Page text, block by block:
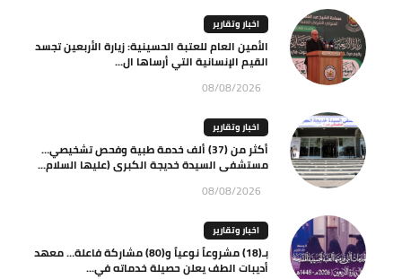
اخبار وتقارير
الأمين العام للعتبة الحسينية: زيارة الأربعين تجسد
القيم الإنسانية التي أرساها ال...
08/08/2026
اخبار وتقارير
أكثر من (37) ألف خدمة طبية وفحص تشخيصي…
مستشفى السيدة خديجة الكبرى (عليها السلام...
08/08/2026
اخبار وتقارير
بـ(18) مشروعاً نوعياً و(80) مشاركة فاعلة… معهد
أديبات الطف يعلن حصيلة خدماته في...